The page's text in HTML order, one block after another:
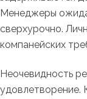
Менеджеры
сверхурочно.
компанейских
Неочевидность
удовлетворение.